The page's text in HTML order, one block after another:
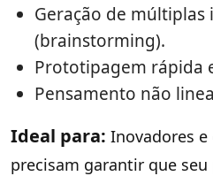
Geração de múltiplas
(brainstorming).
Prototipagem rápida
Pensamento não
Ideal para: Inovadores
precisam garantir que